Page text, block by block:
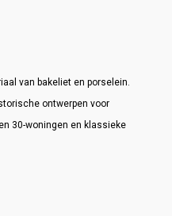
van bakeliet en porselein.
ontwerpen voor
30-woningen en klassieke